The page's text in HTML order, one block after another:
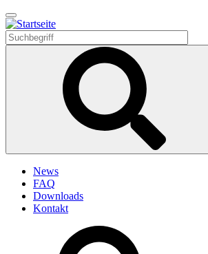
Direkt
zum
Inhalt
News
FAQ
Downloads
Kontakt